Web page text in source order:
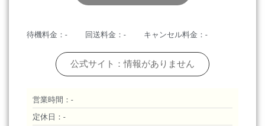
待機料金：- 回送料金：- キャンセル料金：-
公式サイト：情報がありません
営業時間：-
定休日：-